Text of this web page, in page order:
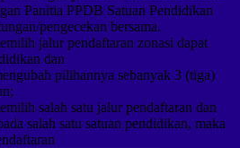
Panitia PPDB Satuan Pendidikan
pengecekan bersama.
jalur pendaftaran zonasi dapat
dan
pilihannya sebanyak 3 (tiga)
salah satu jalur pendaftaran dan
salah satu satuan pendidikan, maka